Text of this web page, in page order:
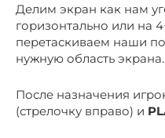
Делим экран как нам
горизонтально или на
перетаскиваем наши
нужную область экрана.
После назначения
(стрелочку вправо) и